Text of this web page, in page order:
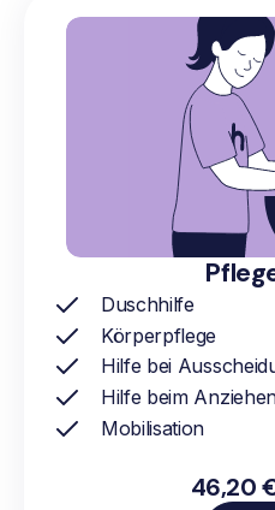
Duschhilfe
Körperpflege
Hilfe bei
Hilfe beim
Mobilisation
46,20